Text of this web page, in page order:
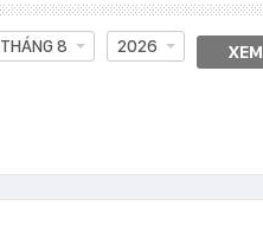
THÁNG 8 2026 XEM